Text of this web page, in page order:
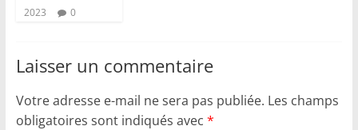
2023
0
Laisser un commentaire
Votre adresse e-mail ne sera pas publiée. Les champs
obligatoires sont indiqués avec *